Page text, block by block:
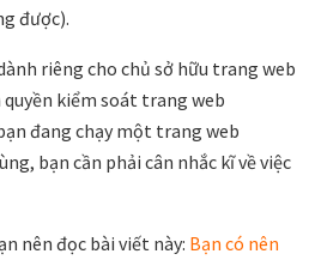
được).
riêng cho chủ sở hữu trang web
kiểm soát trang web
đang chạy một trang web
bạn cần phải cân nhắc kĩ về việc
nên đọc bài viết này: Bạn có nên